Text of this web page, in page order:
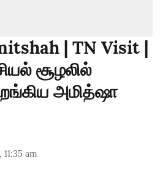
| TN Visit |
சூழலில்
அமித்ஷா
am